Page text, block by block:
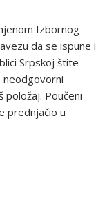
Izbornog
da se ispune i
Srpskoj štite
neodgovorni
položaj. Poučeni
prednjačio u